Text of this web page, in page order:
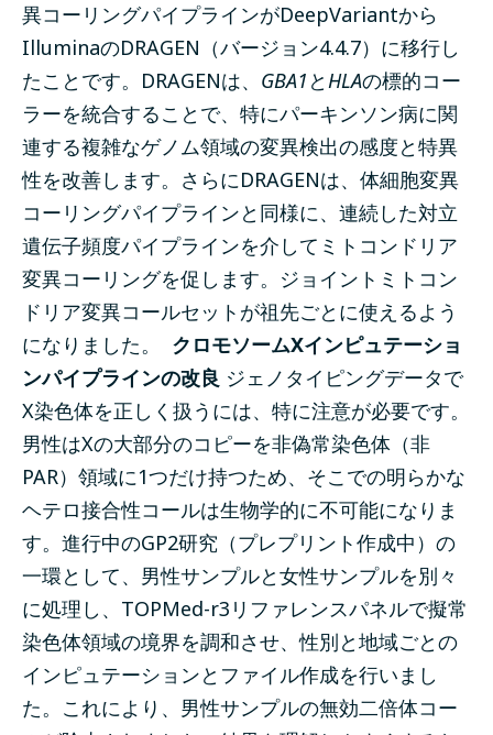
異コーリングパイプラインがDeepVariantから
IlluminaのDRAGEN（バージョン4.4.7）に移行し
たことです。DRAGENは、 GBA1 とHLAの標的コー
ラーを統合することで、特にパーキンソン病に関
連する複雑なゲノム領域の変異検出の感度と特異
性を改善します。さらにDRAGENは、体細胞変異
コーリングパイプラインと同様に、連続した対立
遺伝子頻度パイプラインを介してミトコンドリア
変異コーリングを促します。ジョイントミトコン
ドリア変異コールセットが祖先ごとに使えるよう
になりました。
クロモソームXインピュテーショ
ンパイプラインの改良 ジェノタイピングデータで
X染色体を正しく扱うには、特に注意が必要です。
男性はXの大部分のコピーを非偽常染色体（非
PAR）領域に1つだけ持つため、そこでの明らかな
ヘテロ接合性コールは生物学的に不可能になりま
す。進行中のGP2研究（プレプリント作成中）の
一環として、男性サンプルと女性サンプルを別々
に処理し、TOPMed-r3リファレンスパネルで擬常
染色体領域の境界を調和させ、性別と地域ごとの
インピュテーションとファイル作成を行いまし
た。これにより、男性サンプルの無効二倍体コー